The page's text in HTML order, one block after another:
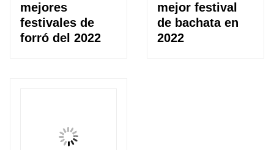
mejores
festivales de
forró del 2022
mejor festival
de bachata en
2022